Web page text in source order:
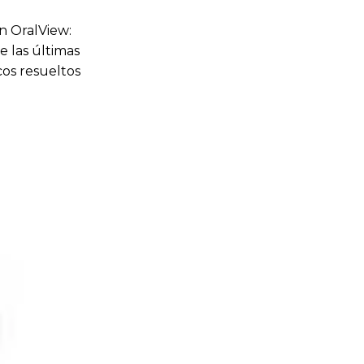
OralView:
las últimas
resueltos